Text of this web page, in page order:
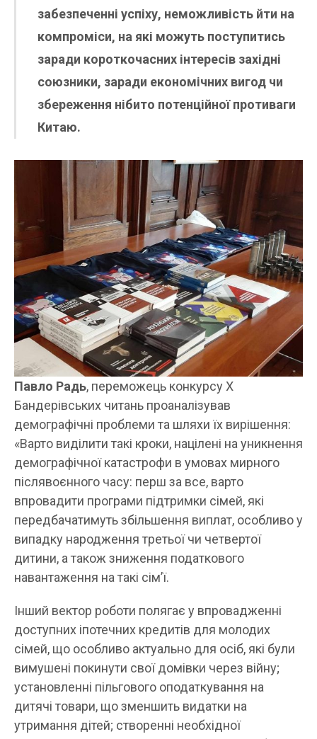
забезпеченні успіху, неможливість йти на
компроміси, на які можуть поступитись
заради короткочасних інтересів західні
союзники, заради економічних вигод чи
збереження нібито потенційної противаги
Китаю.
Павло Радь, переможець конкурсу X
Бандерівських читань проаналізував
демографічні проблеми та шляхи їх вирішення:
«Варто виділити такі кроки, націлені на уникнення
демографічної катастрофи в умовах мирного
післявоєнного часу: перш за все, варто
впровадити програми підтримки сімей, які
передбачатимуть збільшення виплат, особливо у
випадку народження третьої чи четвертої
дитини, а також зниження податкового
навантаження на такі сім’ї.
Інший вектор роботи полягає у впровадженні
доступних іпотечних кредитів для молодих
сімей, що особливо актуально для осіб, які були
вимушені покинути свої домівки через війну;
установленні пільгового оподаткування на
дитячі товари, що зменшить видатки на
утримання дітей; створенні необхідної